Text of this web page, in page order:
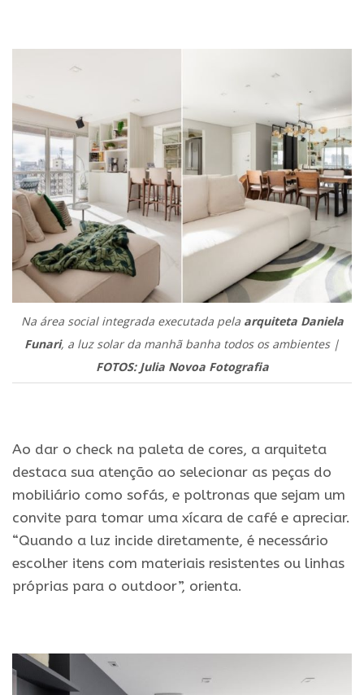
Na área social integrada executada pela arquiteta Daniela
Funari, a luz solar da manhã banha todos os ambientes |
FOTOS: Julia Novoa Fotografia
Ao dar o check na paleta de cores, a arquiteta
destaca sua atenção ao selecionar as peças do
mobiliário como sofás, e poltronas que sejam um
convite para tomar uma xícara de café e apreciar.
“Quando a luz incide diretamente, é necessário
escolher itens com materiais resistentes ou linhas
próprias para o outdoor”, orienta.